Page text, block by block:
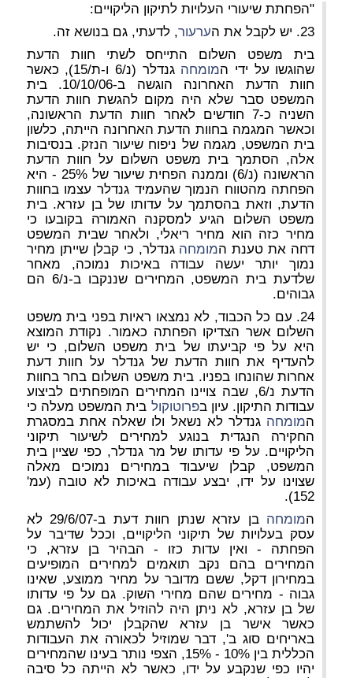
"הפחתת שיעורי העלויות לתיקון הליקויים:
23. יש לקבל את ה
ערעור, לדעתי, גם בנושא זה.
בית משפט השלום התייחס לשתי חוות הדעת
שהוגשו על ידי המומחה
גנדלר (נ/6 ו-ת/15), כאשר
חוות הדעת האחרונה הוגשה ב-10/10/06. בית
המשפט סבר שלא היה מקום להגשת חוות הדעת
השניה כ-7 חודשים לאחר חוות הדעת הראשונה,
וכאשר המגמה בחוות הדעת האחרונה הייתה, כלשון
בית המשפט, מגמה של ניפוח שיעור הנזק. בנסיבות
אלה, הסתמך בית משפט השלום על חוות הדעת
הראשונה (נ/6) וממנה הפחית שיעור של 25% - היא
הפחתה מהטווח הנמוך שהעמיד גנדלר עצמו בחוות
הדעת, וזאת בהסתמך על עדותו של בן עזרא. בית
משפט השלום הגיע למסקנה האמורה בקובעו כי
מחיר כזה הוא מחיר ריאלי, ולאחר שבית המשפט
דחה את טענת המומחה גנדלר, כי קבלן שייתן מחיר
נמוך יותר יעשה עבודה באיכות נמוכה, מאחר
שלדעת בית המשפט, המחירים שננקבו ב-נ/6 הם
גבוהים.
24. עם כל הכבוד, לא נמצאו ראיות בפני בית משפט
השלום אשר הצדיקו הפחתה כאמור. נקודת המוצא
היא על פי קביעתו של בית משפט השלום, כי יש
להעדיף את חוות הדעת של גנדלר על חוות דעת
אחרות שהונחו בפניו. בית משפט השלום בחר בחוות
הדעת נ/6, שבה צויינו המחירים המופחתים לביצוע
עבודות התיקון. עיון בפרוטוקול בית המשפט מעלה כי
המומחה גנדלר לא נשאל ולו שאלה אחת במסגרת
החקירה הנגדית בנוגע למחירים לשיעור תיקוני
הליקויים. על פי עדותו של מר גנדלר, כפי שציין בית
המשפט, קבלן שיעבוד במחירים נמוכים מאלה
שצוינו על ידו, יבצע עבודה באיכות לא טובה (עמ'
152).
המומחה
בן עזרא שנתן חוות דעת ב-29/6/07 לא
עסק בעלויות של תיקוני הליקויים, וככל שדיבר על
הפחתה - ואין עדות כזו - הבהיר בן עזרא, כי
המחירים בהם נקב תואמים למחירים המופיעים
במחירון דקל, ששם מדובר על מחיר ממוצע, שאינו
גבוה - מחירים שהם מחירי השוק. גם על פי עדותו
של בן עזרא, לא ניתן היה להוזיל את המחירים. גם
כאשר אישר בן עזרא שהקבלן יכול להשתמש
באריחים סוג ב', דבר שמוזיל לכאורה את העבודות
הכללית בין 10% - 15%, הצפי נותר בעינו שהמחירים
יהיו כפי שנקבע על ידו, כאשר לא הייתה כל סיבה